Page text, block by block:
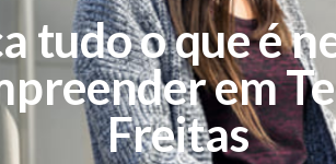
tudo o que é
em
Freitas